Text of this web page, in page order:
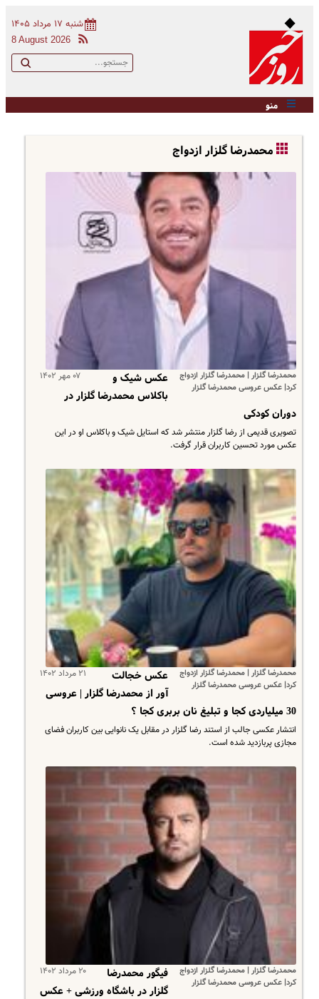
شنبه ۱۷ مرداد ۱۴۰۵
8 August 2026
منو
محمدرضا گلزار ازدواج
محمدرضا گلزار | محمدرضا گلزار ازدواج
کرد| عکس عروسی محمدرضا گلزار
۰۷ مهر ۱۴۰۲
عکس شیک و
باکلاس محمدرضا گلزار در
دوران کودکی
تصویری قدیمی از رضا گلزار منتشر شد که استایل شیک و باکلاس او در این
عکس مورد تحسین کاربران قرار گرفت.
محمدرضا گلزار | محمدرضا گلزار ازدواج
کرد| عکس عروسی محمدرضا گلزار
۲۱ مرداد ۱۴۰۲
عکس خجالت
آور از محمدرضا گلزار | عروسی
30 میلیاردی کجا و تبلیغ نان بربری کجا ؟
انتشار عکسی جالب از استند رضا گلزار در مقابل یک نانوایی بین کاربران فضای
مجازی پربازدید شده است.
محمدرضا گلزار | محمدرضا گلزار ازدواج
کرد| عکس عروسی محمدرضا گلزار
۲۰ مرداد ۱۴۰۲
فیگور محمدرضا
گلزار در باشگاه ورزشی + عکس